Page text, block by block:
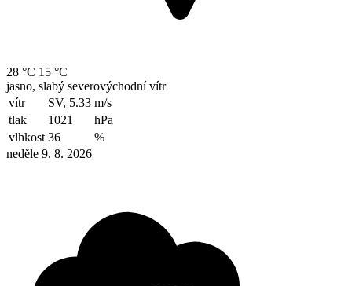
28 °C 15 °C
jasno, slabý severovýchodní vítr
vítr
SV, 5.33 m/s
tlak
1021
hPa
vlhkost 36
%
neděle 9. 8. 2026